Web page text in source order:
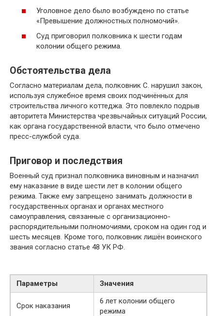
Уголовное дело было возбуждено по статье
«Превышение должностных полномочий».
Суд приговорил полковника к шести годам
колонии общего режима.
Обстоятельства дела
Согласно материалам дела, полковник С. нарушил закон,
используя служебное время своих подчинённых для
строительства личного коттеджа. Это повлекло подрыв
авторитета Министерства чрезвычайных ситуаций России,
как органа государственной власти, что было отмечено
пресс-службой суда.
Приговор и последствия
Военный суд признал полковника виновным и назначил
ему наказание в виде шести лет в колонии общего
режима. Также ему запрещено занимать должности в
государственных органах и органах местного
самоуправления, связанные с организационно-
распорядительными полномочиями, сроком на один год и
шесть месяцев. Кроме того, полковник лишён воинского
звания согласно статье 48 УК РФ.
Параметры Значения
Срок наказания
6 лет колонии общего
режима